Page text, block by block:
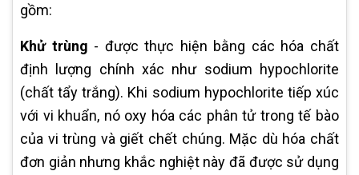
gồm:
Khử trùng - được thực hiện bằng các hóa chất
định lượng chính xác như sodium hypochlorite
(chất tẩy trắng). Khi sodium hypochlorite tiếp xúc
với vi khuẩn, nó oxy hóa các phân tử trong tế bào
của vi trùng và giết chết chúng. Mặc dù hóa chất
đơn giản nhưng khắc nghiệt này đã được sử dụng